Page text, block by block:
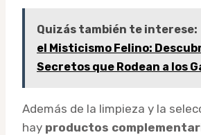
Quizás también te interese:
el Misticismo Felino:
Secretos que Rodean a los
Además de la limpieza y la
hay productos